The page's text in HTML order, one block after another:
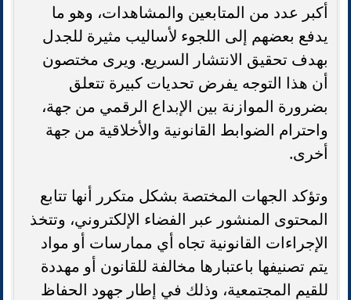
أكبر عدد من المتابعين والمشاهدات، وهو ما
يدفع بعضهم إلى اللجوء لأساليب مثيرة للجدل
بهدف تحقيق الانتشار السريع. ويرى مختصون
أن هذا التوجه يفرض تحديات كبيرة تتعلق
بضرورة الموازنة بين الإبداع الرقمي من جهة،
واحترام الضوابط القانونية والأخلاقية من جهة
أخرى.
وتؤكد الجهات المختصة بشكل متكرر أنها تتابع
المحتوى المنشور عبر الفضاء الإلكتروني، وتتخذ
الإجراءات القانونية تجاه أي ممارسات أو مواد
يتم تصنيفها باعتبارها مخالفة للقانون أو مهددة
للقيم المجتمعية، وذلك في إطار جهود الحفاظ